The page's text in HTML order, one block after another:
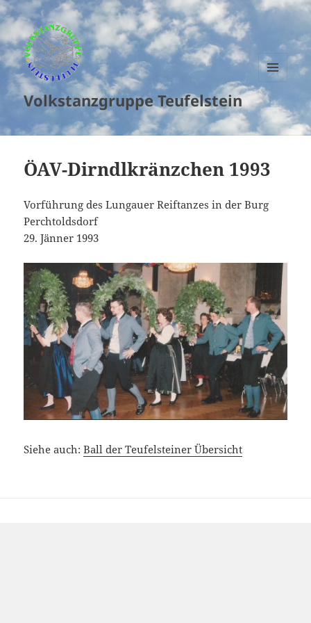
Volkstanzgruppe Teufelstein
MENU
AND
WIDGETS
ÖAV-Dirndlkränzchen 1993
Vorführung des Lungauer Reiftanzes in der Burg
Perchtoldsdorf
29. Jänner 1993
Siehe auch:Ball der Teufelsteiner Übersicht